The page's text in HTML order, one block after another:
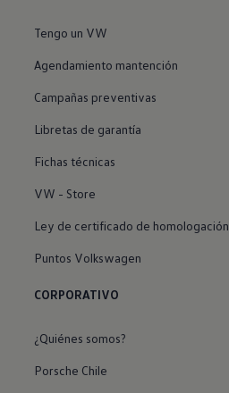
Tengo un VW
Agendamiento mantención
Campañas preventivas
Libretas de garantía
Fichas técnicas
VW - Store
Ley de certificado de homologación
Puntos Volkswagen
CORPORATIVO
¿Quiénes somos?
Porsche Chile